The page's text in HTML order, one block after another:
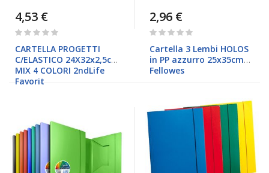
4,53 €
Rating:
CARTELLA PROGETTI
C/ELASTICO 24X32x2,5cm
MIX 4 COLORI 2ndLife
Favorit
2,96 €
Rating:
Cartella 3 Lembi HOLOS
in PP azzurro 25x35cm
Fellowes